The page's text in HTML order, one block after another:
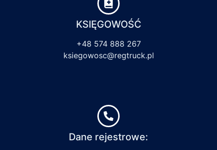
KSIĘGOWOŚĆ
+48 574 888 267
ksiegowosc@regtruck.pl
Dane rejestrowe: